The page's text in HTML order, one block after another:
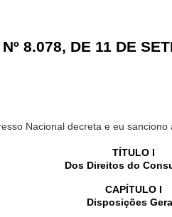
8.078, DE 11 DE
Nacional decreta e eu sanciono
TÍTULO I
Dos Direitos do
CAPÍTULO I
Disposições